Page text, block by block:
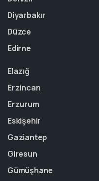
Diyarbakır
Düzce
Edirne
Elazığ
Erzincan
Erzurum
Eskişehir
Gaziantep
Giresun
Gümüşhane